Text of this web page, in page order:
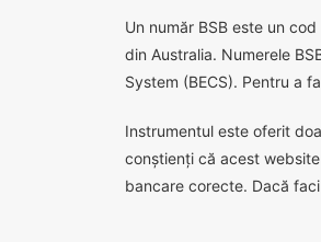
Un număr BSB este un
din Australia. Numerele
System (BECS). Pentru a
Instrumentul este oferit
conștienți că acest
bancare corecte. Dacă